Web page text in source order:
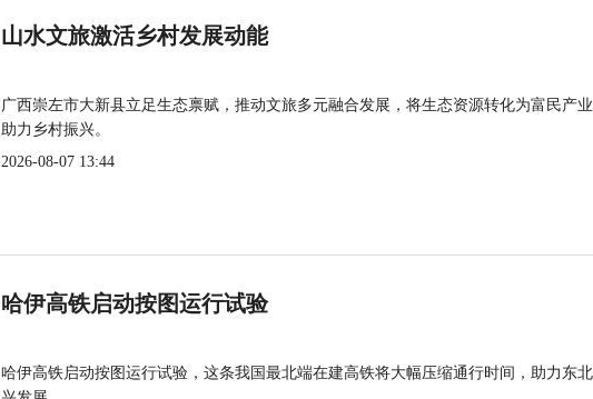
山水文旅激活乡村发展动能
广西崇左市大新县立足生态禀赋，推动文旅多元融合发展，将生态资源转化为富民产
助力乡村振兴。
2026-08-07 13:44
哈伊高铁启动按图运行试验
哈伊高铁启动按图运行试验，这条我国最北端在建高铁将大幅压缩通行时间，助力东